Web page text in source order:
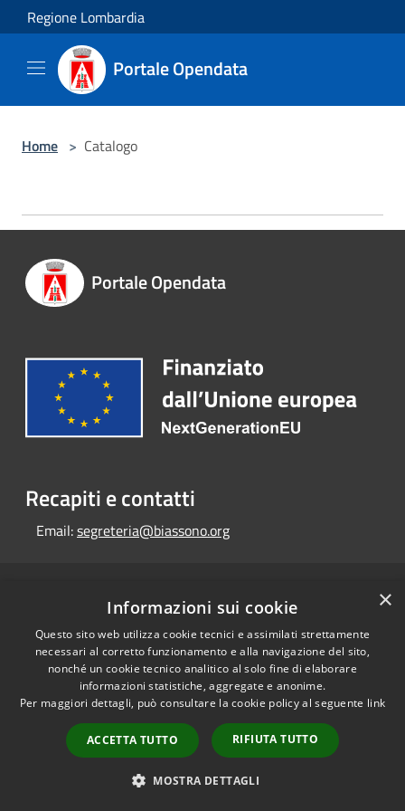
Salta al contenuto principale
Regione Lombardia
Portale Opendata
Home > Catalogo
Portale Opendata
Recapiti e contatti
Email:segreteria@biassono.org
Privacy
Cookie
Mappa del sito
Opendata • Powered by
Municipium•Accesso
redazione
×
Informazioni sui cookie
Questo sito web utilizza cookie tecnici e assimilati strettamente
necessari al corretto funzionamento e alla navigazione del sito,
nonché un cookie tecnico analitico al solo fine di elaborare
informazioni statistiche, aggregate e anonime.
Per maggiori dettagli, può consultare la cookie policy al seguente link
ACCETTA TUTTO RIFIUTA TUTTO
MOSTRA DETTAGLI